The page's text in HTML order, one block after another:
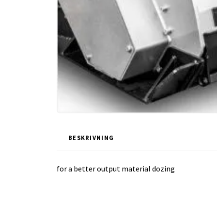
BESKRIVNING
for a better output material dozing